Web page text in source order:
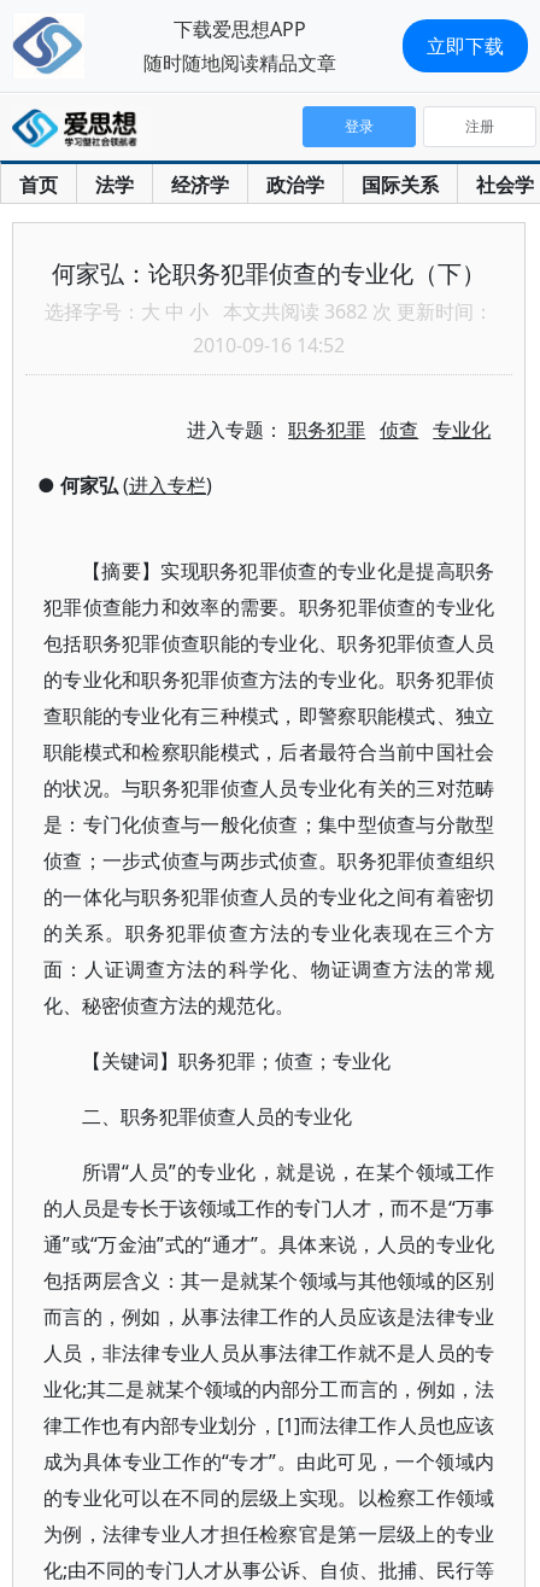
首页 法学 经济学 政治学 国际关系 社会学
登录 注册
何家弘：论职务犯罪侦查的专业化（下）
选择字号： 大 中 小 本文共阅读 3682 次 更新时间：
2010-09-16 14:52
进入专题：职务犯罪 侦查 专业化
● 何家弘(进入专栏)
【摘要】实现职务犯罪侦查的专业化是提高职务
犯罪侦查能力和效率的需要。职务犯罪侦查的专业化
包括职务犯罪侦查职能的专业化、职务犯罪侦查人员
的专业化和职务犯罪侦查方法的专业化。职务犯罪侦
查职能的专业化有三种模式，即警察职能模式、独立
职能模式和检察职能模式，后者最符合当前中国社会
的状况。与职务犯罪侦查人员专业化有关的三对范畴
是：专门化侦查与一般化侦查；集中型侦查与分散型
侦查；一步式侦查与两步式侦查。职务犯罪侦查组织
的一体化与职务犯罪侦查人员的专业化之间有着密切
的关系。职务犯罪侦查方法的专业化表现在三个方
面：人证调查方法的科学化、物证调查方法的常规
化、秘密侦查方法的规范化。
【关键词】职务犯罪；侦查；专业化
二、职务犯罪侦查人员的专业化
所谓“人员”的专业化，就是说，在某个领域工作
的人员是专长于该领域工作的专门人才，而不是“万事
通”或“万金油”式的“通才”。具体来说，人员的专业化
包括两层含义：其一是就某个领域与其他领域的区别
而言的，例如，从事法律工作的人员应该是法律专业
人员，非法律专业人员从事法律工作就不是人员的专
业化;其二是就某个领域的内部分工而言的，例如，法
律工作也有内部专业划分，[1]而法律工作人员也应该
成为具体专业工作的“专才”。由此可见，一个领域内
的专业化可以在不同的层级上实现。以检察工作领域
为例，法律专业人才担任检察官是第一层级上的专业
化;由不同的专门人才从事公诉、自侦、批捕、民行等
下载爱思想APP
随时随地阅读精品文章
立即下载